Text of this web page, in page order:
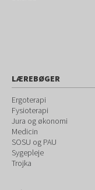
LÆREBØGER
Ergoterapi
Fysioterapi
Jura og økonomi
Medicin
SOSU og PAU
Sygepleje
Trojka